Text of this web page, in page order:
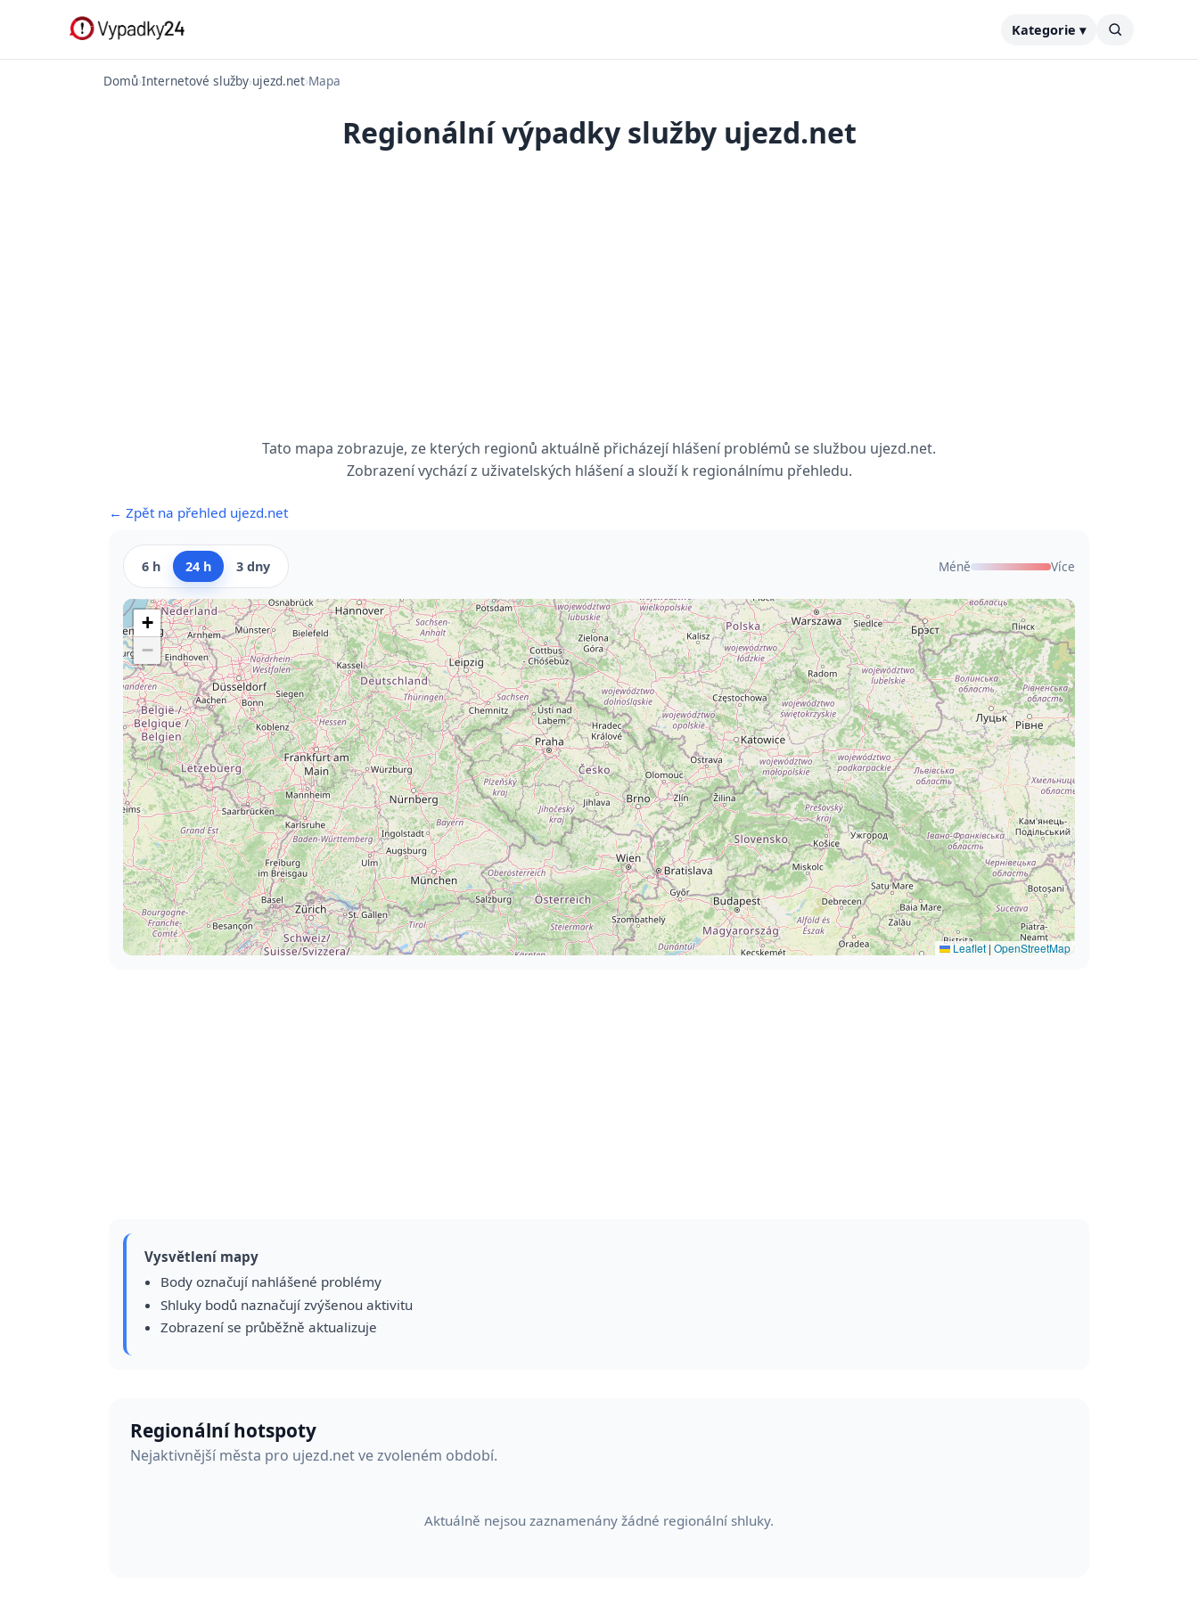
Kategorie ▾
Domů›Internetové služby›ujezd.net›Mapa
Regionální výpadky služby ujezd.net
Tato mapa zobrazuje, ze kterých regionů aktuálně přicházejí hlášení problémů se službou ujezd.net.
Zobrazení vychází z uživatelských hlášení a slouží k regionálnímu přehledu.
← Zpět na přehled ujezd.net
6 h 24 h 3 dny Méně Více
+
−
Leaflet | OpenStreetMap
Vysvětlení mapy
Body označují nahlášené problémy
Shluky bodů naznačují zvýšenou aktivitu
Zobrazení se průběžně aktualizuje
Regionální hotspoty
Nejaktivnější města pro ujezd.net ve zvoleném období.
Aktuálně nejsou zaznamenány žádné regionální shluky.